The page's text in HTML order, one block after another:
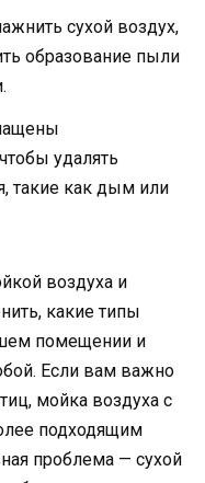
сухой воздух,
образование пыли
удалять
такие как дым или
воздуха и
какие типы
помещении и
Если вам важно
мойка воздуха с
подходящим
проблема — сухой